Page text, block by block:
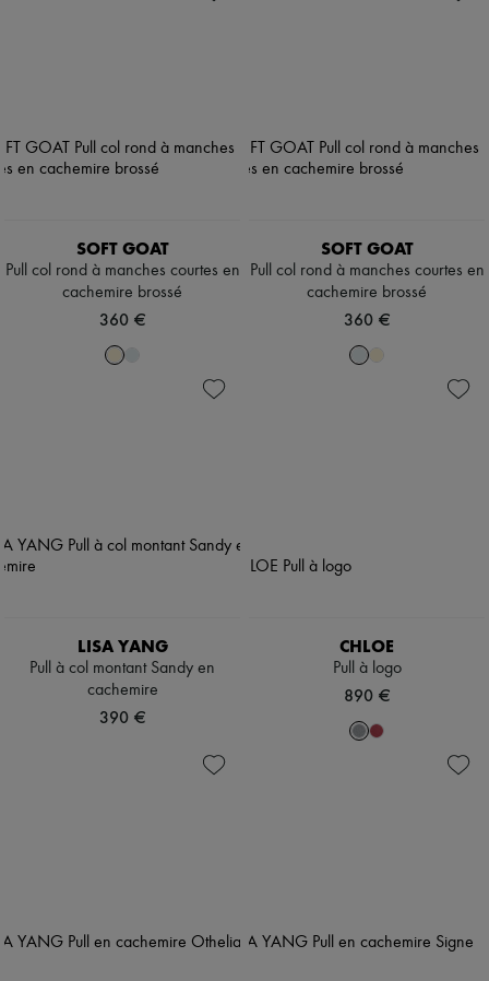
SOFT GOAT
Pull col rond à manches courtes en
cachemire brossé
360 €
SOFT GOAT
Pull col rond à manches courtes en
cachemire brossé
360 €
LISA YANG
Pull à col montant Sandy en
cachemire
390 €
CHLOE
Pull à logo
890 €